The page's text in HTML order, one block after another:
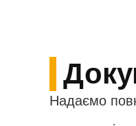
Надаємо